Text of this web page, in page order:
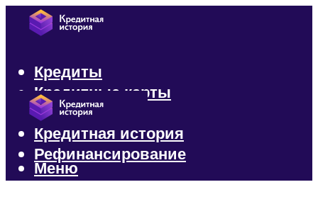
Кредиты
Кредитные карты
Микрозаймы
Кредитная история
Рефинансирование
Меню